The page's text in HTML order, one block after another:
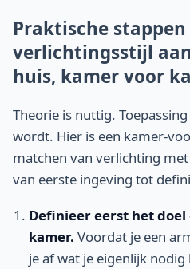
Praktische
verlichtingsstijl
huis, kamer voor
Theorie is nuttig.
wordt. Hier is een kamer-
matchen van verlichting
van eerste ingeving tot
Definieer eerst het doel
kamer. Voordat je een
je af wat je eigenlijk